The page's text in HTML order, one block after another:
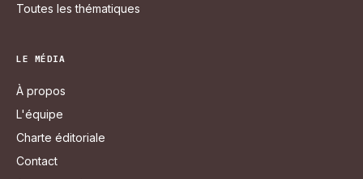
Toutes les thématiques
LE MÉDIA
À propos
L'équipe
Charte éditoriale
Contact